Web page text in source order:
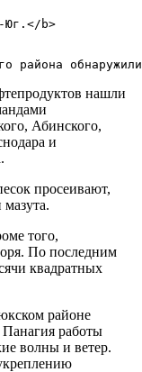
- АиФ-Юг.</b>
нашли
Абинского,
и
просеивают,
того,
По последним
квадратных
районе
работы
волны и ветер.